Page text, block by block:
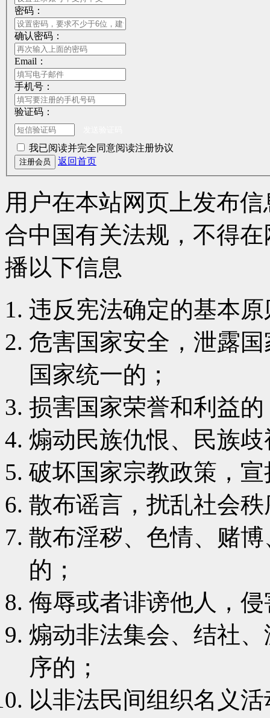
密码：
确认密码：
Email：
手机号：
验证码：
我已阅读并完全同意阅读注册协议
注册会员 返回首页
用户在本站网页上发布
合中国有关法规， 不得在
播以下信息
违反宪法确定的基本
危害国家安全，泄露
国家统一的；
损害国家荣誉和利益的
煽动民族仇恨、民族
破坏国家宗教政策，
散布谣言，扰乱社会
散布淫秽、色情、赌
的；
侮辱或者诽谤他人，
煽动非法集会、结社
序的；
以非法民间组织名义